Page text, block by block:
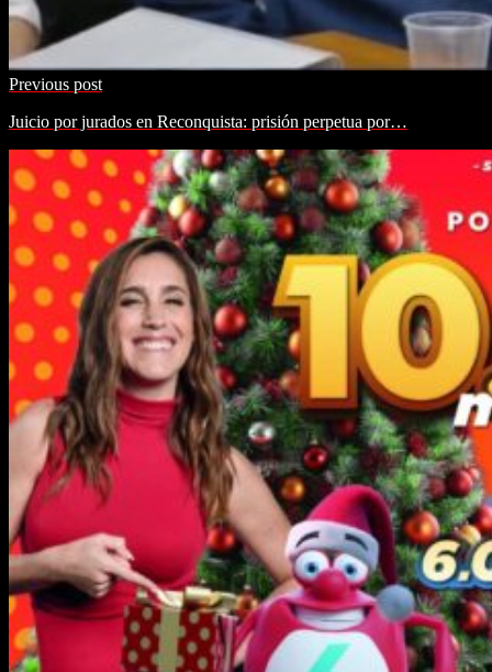
Previous post
Juicio por jurados en Reconquista: prisión perpetua por…